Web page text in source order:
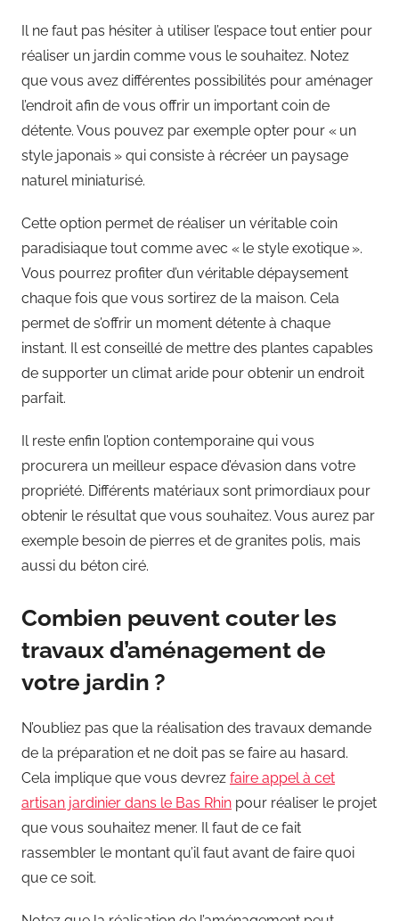
Il ne faut pas hésiter à utiliser l’espace tout entier pour
réaliser un jardin comme vous le souhaitez. Notez
que vous avez différentes possibilités pour aménager
l’endroit afin de vous offrir un important coin de
détente. Vous pouvez par exemple opter pour « un
style japonais » qui consiste à récréer un paysage
naturel miniaturisé.
Cette option permet de réaliser un véritable coin
paradisiaque tout comme avec « le style exotique ».
Vous pourrez profiter d’un véritable dépaysement
chaque fois que vous sortirez de la maison. Cela
permet de s’offrir un moment détente à chaque
instant. Il est conseillé de mettre des plantes capables
de supporter un climat aride pour obtenir un endroit
parfait.
Il reste enfin l’option contemporaine qui vous
procurera un meilleur espace d’évasion dans votre
propriété. Différents matériaux sont primordiaux pour
obtenir le résultat que vous souhaitez. Vous aurez par
exemple besoin de pierres et de granites polis, mais
aussi du béton ciré.
Combien peuvent couter les
travaux d’aménagement de
votre jardin ?
N’oubliez pas que la réalisation des travaux demande
de la préparation et ne doit pas se faire au hasard.
Cela implique que vous devrez faire appel à cet
artisan jardinier dans le Bas Rhin pour réaliser le projet
que vous souhaitez mener. Il faut de ce fait
rassembler le montant qu’il faut avant de faire quoi
que ce soit.